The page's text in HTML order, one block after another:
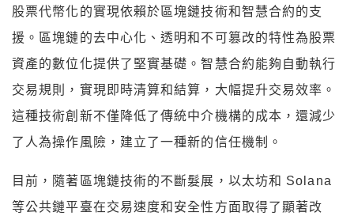
股票代幣化的實現依賴於區塊鏈技術和智慧合約的支
援。區塊鏈的去中心化、透明和不可篡改的特性為股票
資產的數位化提供了堅實基礎。智慧合約能夠自動執行
交易規則，實現即時清算和結算，大幅提升交易效率。
這種技術創新不僅降低了傳統中介機構的成本，還減少
了人為操作風險，建立了一種新的信任機制。
目前，隨著區塊鏈技術的不斷髮展，以太坊和 Solana
等公共鏈平臺在交易速度和安全性方面取得了顯著改